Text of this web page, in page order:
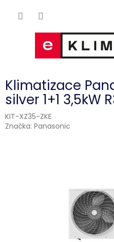
Klimatizace
silver 1+1 3,5kW
KIT-XZ35-ZKE
Značka: Panasonic